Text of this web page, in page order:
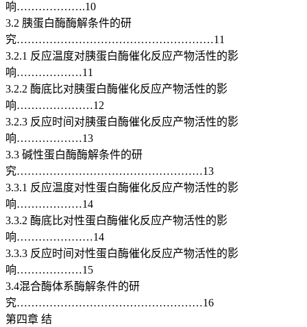
响……………….10
3.2 胰蛋白酶酶解条件的研
究………………………………………………11
3.2.1 反应温度对胰蛋白酶催化反应产物活性的影
响………………11
3.2.2 酶底比对胰蛋白酶催化反应产物活性的影
响…………………12
3.2.3 反应时间对胰蛋白酶催化反应产物活性的影
响………………13
3.3 碱性蛋白酶酶解条件的研
究……………………………………………13
3.3.1 反应温度对性蛋白酶催化反应产物活性的影
响………………14
3.3.2 酶底比对性蛋白酶催化反应产物活性的影
响…………………14
3.3.3 反应时间对性蛋白酶催化反应产物活性的影
响………………15
3.4混合酶体系酶解条件的研
究……………………………………………16
第四章 结